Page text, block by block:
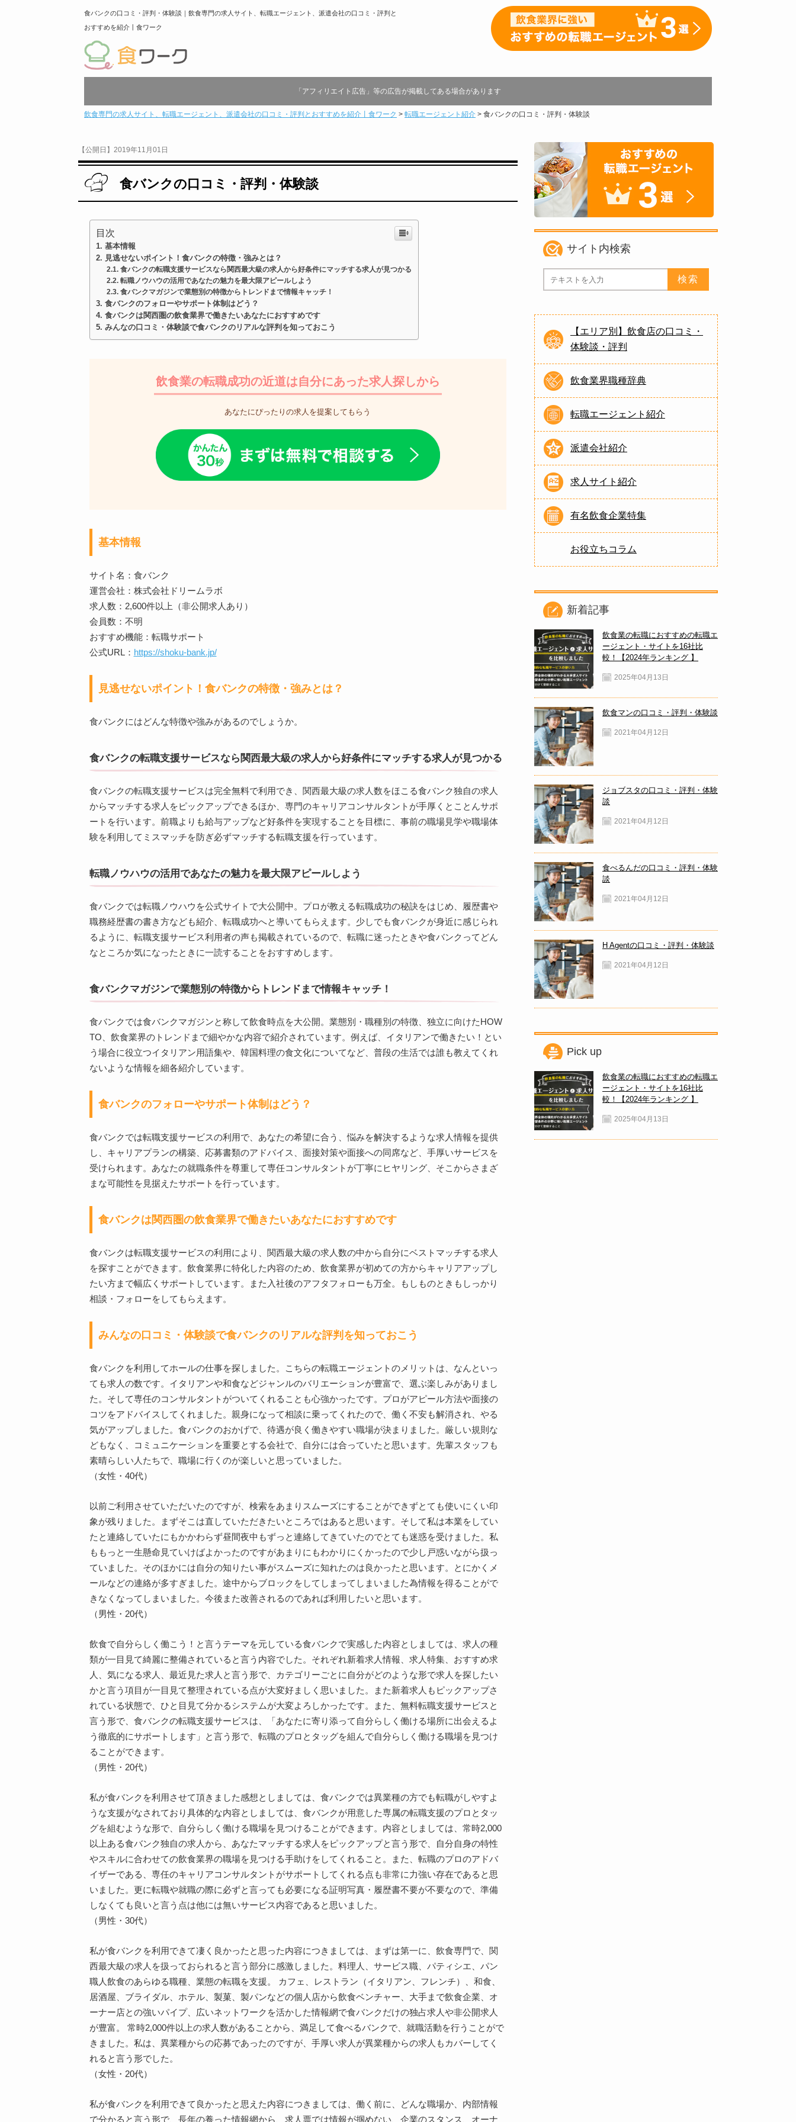
食バンクの口コミ・評判・体験談｜飲食専門の求人サイト、転職エージェント、派遣会社の口コミ・評判と
おすすめを紹介丨食ワーク
「アフィリエイト広告」等の広告が掲載してある場合があります
飲食専門の求人サイト、転職エージェント、派遣会社の口コミ・評判とおすすめを紹介丨食ワーク > 転職エージェント紹介 > 食バンクの口コミ・評判・体験談
【公開日】2019年11月01日
食バンクの口コミ・評判・体験談
目次
基本情報
見逃せないポイント！食バンクの特徴・強みとは？
食バンクの転職支援サービスなら関西最大級の求人から好条件にマッチする求人が見つかる
転職ノウハウの活用であなたの魅力を最大限アピールしよう
食バンクマガジンで業態別の特徴からトレンドまで情報キャッチ！
食バンクのフォローやサポート体制はどう？
食バンクは関西圏の飲食業界で働きたいあなたにおすすめです
みんなの口コミ・体験談で食バンクのリアルな評判を知っておこう
飲食業の転職成功の近道は自分にあった求人探しから
あなたにぴったりの求人を提案してもらう
基本情報
サイト名：食バンク
運営会社：株式会社ドリームラボ
求人数：2,600件以上（非公開求人あり）
会員数：不明
おすすめ機能：転職サポート
公式URL： https://shoku-bank.jp/
見逃せないポイント！食バンクの特徴・強みとは？
食バンクにはどんな特徴や強みがあるのでしょうか。
食バンクの転職支援サービスなら関西最大級の求人から好条件にマッチする求人が見つかる
食バンクの転職支援サービスは完全無料で利用でき、関西最大級の求人数をほこる食バンク独自の求人
からマッチする求人をピックアップできるほか、専門のキャリアコンサルタントが手厚くとことんサポ
ートを行います。前職よりも給与アップなど好条件を実現することを目標に、事前の職場見学や職場体
験を利用してミスマッチを防ぎ必ずマッチする転職支援を行っています。
転職ノウハウの活用であなたの魅力を最大限アピールしよう
食バンクでは転職ノウハウを公式サイトで大公開中。プロが教える転職成功の秘訣をはじめ、履歴書や
職務経歴書の書き方なども紹介、転職成功へと導いてもらえます。少しでも食バンクが身近に感じられ
るように、転職支援サービス利用者の声も掲載されているので、転職に迷ったときや食バンクってどん
なところか気になったときに一読することをおすすめします。
食バンクマガジンで業態別の特徴からトレンドまで情報キャッチ！
食バンクでは食バンクマガジンと称して飲食時点を大公開。業態別・職種別の特徴、独立に向けたHOW
TO、飲食業界のトレンドまで細やかな内容で紹介されています。例えば、イタリアンで働きたい！とい
う場合に役立つイタリアン用語集や、韓国料理の食文化についてなど、普段の生活では誰も教えてくれ
ないような情報を細各紹介しています。
食バンクのフォローやサポート体制はどう？
食バンクでは転職支援サービスの利用で、あなたの希望に合う、悩みを解決するような求人情報を提供
し、キャリアプランの構築、応募書類のアドバイス、面接対策や面接への同席など、手厚いサービスを
受けられます。あなたの就職条件を尊重して専任コンサルタントが丁寧にヒヤリング、そこからさまざ
まな可能性を見据えたサポートを行っています。
食バンクは関西圏の飲食業界で働きたいあなたにおすすめです
食バンクは転職支援サービスの利用により、関西最大級の求人数の中から自分にベストマッチする求人
を探すことができます。飲食業界に特化した内容のため、飲食業界が初めての方からキャリアアップし
たい方まで幅広くサポートしています。また入社後のアフタフォローも万全。もしものときもしっかり
相談・フォローをしてもらえます。
みんなの口コミ・体験談で食バンクのリアルな評判を知っておこう
食バンクを利用してホールの仕事を探しました。こちらの転職エージェントのメリットは、なんといっ
ても求人の数です。イタリアンや和食などジャンルのバリエーションが豊富で、選ぶ楽しみがありまし
た。そして専任のコンサルタントがついてくれることも心強かったです。プロがアピール方法や面接の
コツをアドバイスしてくれました。親身になって相談に乗ってくれたので、働く不安も解消され、やる
気がアップしました。食バンクのおかげで、待遇が良く働きやすい職場が決まりました。厳しい規則な
どもなく、コミュニケーションを重要とする会社で、自分には合っていたと思います。先輩スタッフも
素晴らしい人たちで、職場に行くのが楽しいと思っていました。
（女性・40代）
以前ご利用させていただいたのですが、検索をあまりスムーズにすることができずとても使いにくい印
象が残りました。まずそこは直していただきたいところではあると思います。そして私は本業をしてい
たと連絡していたにもかかわらず昼間夜中もずっと連絡してきていたのでとても迷惑を受けました。私
ももっと一生懸命見ていけばよかったのですがあまりにもわかりにくかったので少し戸惑いながら扱っ
ていました。そのほかには自分の知りたい事がスムーズに知れたのは良かったと思います。とにかくメ
ールなどの連絡が多すぎました。途中からブロックをしてしまってしまいました為情報を得ることがで
きなくなってしまいました。今後また改善されるのであれば利用したいと思います。
（男性・20代）
飲食で自分らしく働こう！と言うテーマを元している食バンクで実感した内容としましては、求人の種
類が一目見て綺麗に整備されていると言う内容でした。それぞれ新着求人情報、求人特集、おすすめ求
人、気になる求人、最近見た求人と言う形で、カテゴリーごとに自分がどのような形で求人を探したい
かと言う項目が一目見て整理されている点が大変好ましく思いました。また新着求人もピックアップさ
れている状態で、ひと目見て分かるシステムが大変よろしかったです。また、無料転職支援サービスと
言う形で、食バンクの転職支援サービスは、「あなたに寄り添って自分らしく働ける場所に出会えるよ
う徹底的にサポートします」と言う形で、転職のプロとタッグを組んで自分らしく働ける職場を見つけ
ることができます。
（男性・20代）
私が食バンクを利用させて頂きました感想としましては、食バンクでは異業種の方でも転職がしやすよ
うな支援がなされており具体的な内容としましては、食バンクが用意した専属の転職支援のプロとタッ
グを組むような形で、自分らしく働ける職場を見つけることができます。内容としましては、常時2,000
以上ある食バンク独自の求人から、あなたマッチする求人をピックアップと言う形で、自分自身の特性
やスキルに合わせての飲食業界の職場を見つける手助けをしてくれること。また、転職のプロのアドバ
イザーである、専任のキャリアコンサルタントがサポートしてくれる点も非常に力強い存在であると思
いました。更に転職や就職の際に必ずと言っても必要になる証明写真・履歴書不要が不要なので、準備
しなくても良いと言う点は他には無いサービス内容であると思いました。
（男性・30代）
私が食バンクを利用できて凄く良かったと思った内容につきましては、まずは第一に、飲食専門で、関
西最大級の求人を扱っておられると言う部分に感激しました。料理人、サービス職、パティシエ、パン
職人飲食のあらゆる職種、業態の転職を支援。 カフェ、レストラン（イタリアン、フレンチ）、和食、
居酒屋、ブライダル、ホテル、製菓、製パンなどの個人店から飲食ベンチャー、大手まで飲食企業、オ
ーナー店との強いパイプ、広いネットワークを活かした情報網で食バンクだけの独占求人や非公開求人
が豊富。 常時2,000件以上の求人数があることから、満足して食べるバンクで、就職活動を行うことがで
きました。私は、異業種からの応募であったのですが、手厚い求人が異業種からの求人もカバーしてく
れると言う形でした。
（女性・20代）
私が食バンクを利用できて良かったと思えた内容につきましては、働く前に、どんな職場か、内部情報
で分かると言う形で、長年の養った情報網から、求人票では情報が掴めない、企業のスタンス、オーナ
サイト内検索
【エリア別】飲食店の口コミ・
体験談・評判
飲食業界職種辞典
転職エージェント紹介
派遣会社紹介
求人サイト紹介
有名飲食企業特集
お役立ちコラム
新着記事
飲食業の転職におすすめの転職エ
ージェント・サイトを16社比
較！【2024年ランキング 】
2025年04月13日
飲食マンの口コミ・評判・体験談
2021年04月12日
ジョブスタの口コミ・評判・体験
談
2021年04月12日
食べるんだの口コミ・評判・体験
談
2021年04月12日
H Agentの口コミ・評判・体験談
2021年04月12日
Pick up
飲食業の転職におすすめの転職エ
ージェント・サイトを16社比
較！【2024年ランキング 】
2025年04月13日